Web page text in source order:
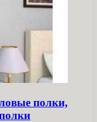
полки,